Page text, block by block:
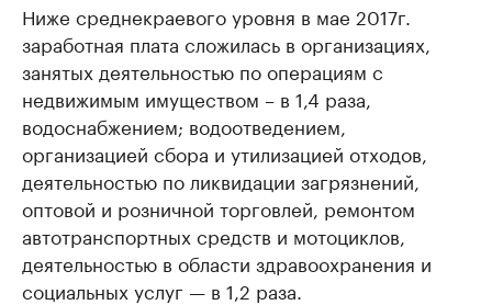
Ниже среднекраевого уровня в мае 2017г.
заработная плата сложилась в организациях,
занятых деятельностью по операциям с
недвижимым имуществом – в 1,4 раза,
водоснабжением; водоотведением,
организацией сбора и утилизацией отходов,
деятельностью по ликвидации загрязнений,
оптовой и розничной торговлей, ремонтом
автотранспортных средств и мотоциклов,
деятельностью в области здравоохранения и
социальных услуг — в 1,2 раза.